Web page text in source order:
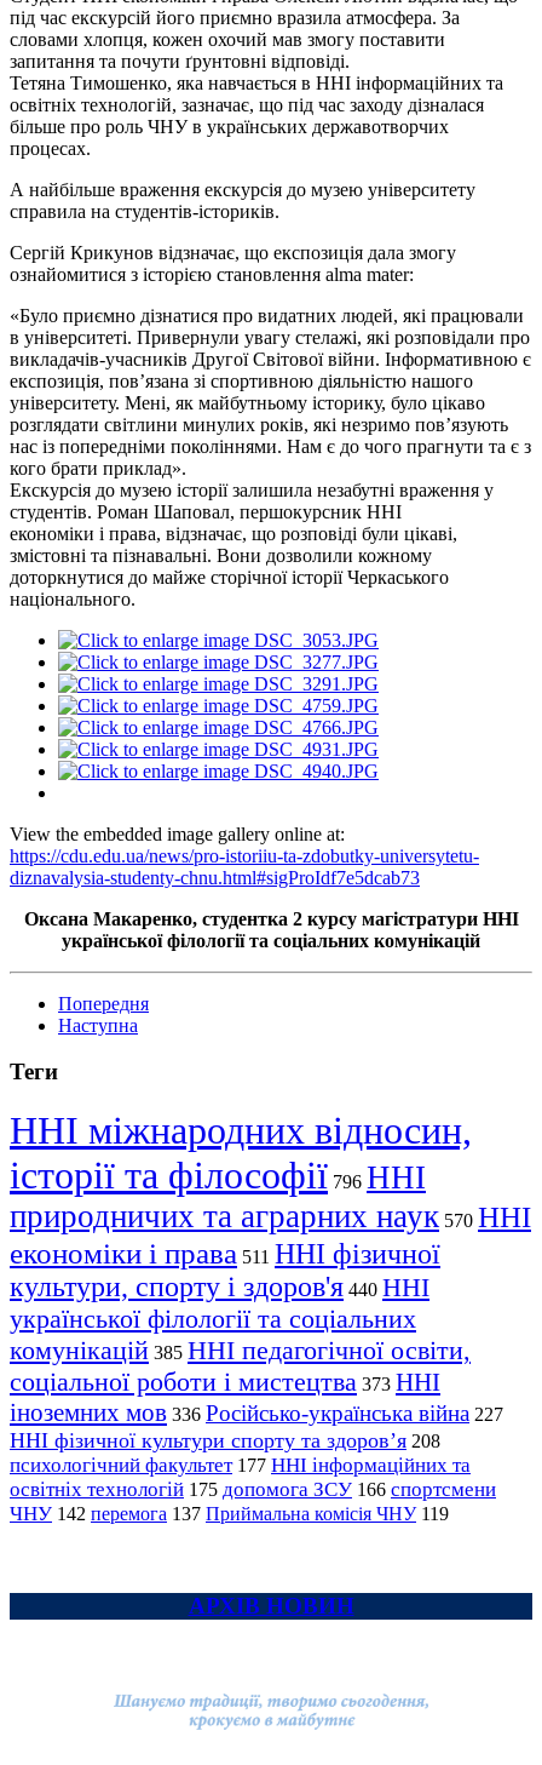
під час екскурсій його приємно вразила атмосфера. За
словами хлопця, кожен охочий мав змогу поставити
запитання та почути ґрунтовні відповіді.
Тетяна Тимошенко, яка навчається в ННІ інформаційних та
освітніх технологій, зазначає, що під час заходу дізналася
більше про роль ЧНУ в українських державотворчих
процесах.
А найбільше враження екскурсія до музею університету
справила на студентів-істориків.
Сергій Крикунов відзначає, що експозиція дала змогу
ознайомитися з історією становлення alma mater:
«Було приємно дізнатися про видатних людей, які працювали
в університеті. Привернули увагу стелажі, які розповідали про
викладачів-учасників Другої Світової війни. Інформативною є
експозиція, пов’язана зі спортивною діяльністю нашого
університету. Мені, як майбутньому історику, було цікаво
розглядати світлини минулих років, які незримо пов’язують
нас із попередніми поколіннями. Нам є до чого прагнути та є з
кого брати приклад».
Екскурсія до музею історії залишила незабутні враження у
студентів. Роман Шаповал, першокурсник ННІ
економіки і права, відзначає, що розповіді були цікаві,
змістовні та пізнавальні. Вони дозволили кожному
доторкнутися до майже сторічної історії Черкаського
національного.
View the embedded image gallery online at:
https://cdu.edu.ua/news/pro-istoriiu-ta-zdobutky-universytetu-
diznavalysia-studenty-chnu.html#sigProIdf7e5dcab73
Оксана Макаренко, студентка 2 курсу магістратури ННІ
української філології та соціальних комунікацій
Попередня
Наступна
Теги
ННІ міжнародних відносин,
історії та філософії 796 ННІ
природничих та аграрних наук 570 ННІ
економіки і права 511 ННІ фізичної
культури, спорту і здоров'я 440 ННІ
української філології та соціальних
комунікацій 385 ННІ педагогічної освіти,
соціальної роботи і мистецтва 373 ННІ
іноземних мов 336 Російсько-українська війна 227
ННІ фізичної культури спорту та здоров’я 208
психологічний факультет 177 ННІ інформаційних та
освітніх технологій 175 допомога ЗСУ 166 спортсмени
ЧНУ 142 перемога 137 Приймальна комісія ЧНУ 119
АРХІВ НОВИН